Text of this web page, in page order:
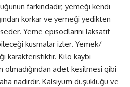
farkındadır, yemeği kendi
korkar ve yemeği yedikten
Yeme episodlarını laksatif
kusmalar izler. Yemek/
karakteristiktir. Kilo kaybı
adet kesilmesi gibi
nadirdir. Kalsiyum düşüklüğü ve